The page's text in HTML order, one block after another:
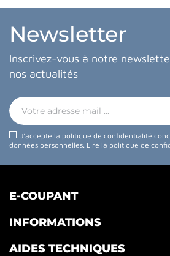
Newsletter
Inscrivez-vous à notre
nos actualités
J'accepte la politique de confidentialité
données personnelles. Lire la politique de
E-COUPANT
INFORMATIONS
AIDES TECHNIQUES